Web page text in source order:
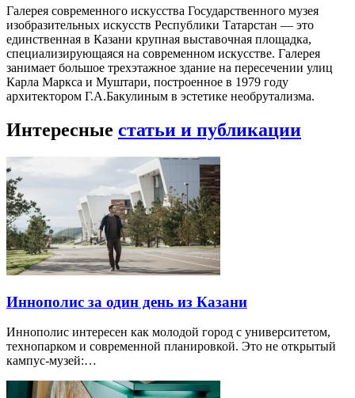
Галерея современного искусства Государственного музея
изобразительных искусств Республики Татарстан — это
единственная в Казани крупная выставочная площадка,
специализирующаяся на современном искусстве. Галерея
занимает большое трехэтажное здание на пересечении улиц
Карла Маркса и Муштари, построенное в 1979 году
архитектором Г.А.Бакулиным в эстетике необрутализма.
Интересные статьи и публикации
Иннополис за один день из Казани
Иннополис интересен как молодой город с университетом,
технопарком и современной планировкой. Это не открытый
кампус-музей:…